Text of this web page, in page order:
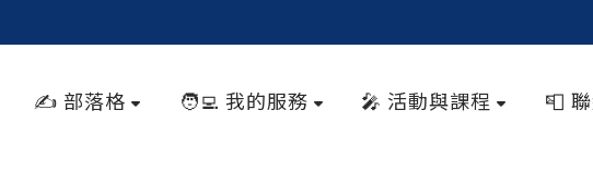
✍️ 部落格 🧑‍💻 我的服務 🎤 活動與課程 📮